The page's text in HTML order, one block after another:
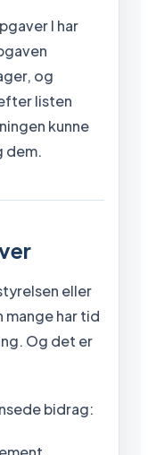
I har
og
listen
kunne
dem.
eller
har tid
Og det er
bidrag: